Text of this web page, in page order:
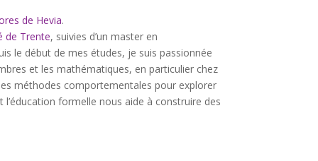
de Hevia.
de Trente, suivies d’un master en
le début de mes études, je suis passionnée
et les mathématiques, en particulier chez
méthodes comportementales pour explorer
formelle nous aide à construire des